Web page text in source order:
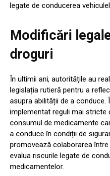
legate de conducerea
Modificări
droguri
În ultimii ani, autoritățile au
legislația rutieră pentru a
asupra abilității de a
implementat reguli mai
consumul de medicamente
a conduce în condiții de
promovează colaborarea
evalua riscurile legate de
medicamentelor.